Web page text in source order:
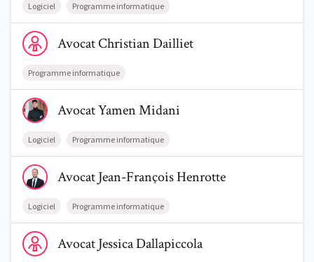
Logiciel Programme informatique
Voir le profil de AvocatChristian Dailliet
AvocatChristianDailliet
Programme informatique
Voir le profil de AvocatYamen Midani
AvocatYamenMidani
Logiciel Programme informatique
Voir le profil de AvocatJean-François Henrotte
AvocatJean-FrançoisHenrotte
Logiciel Programme informatique
Voir le profil de AvocatJessica Dallapiccola
AvocatJessicaDallapiccola